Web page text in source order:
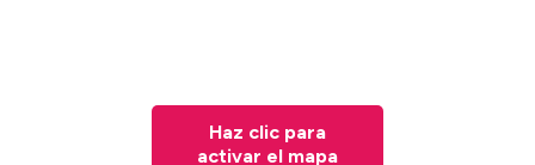
Haz clic para
activar el mapa